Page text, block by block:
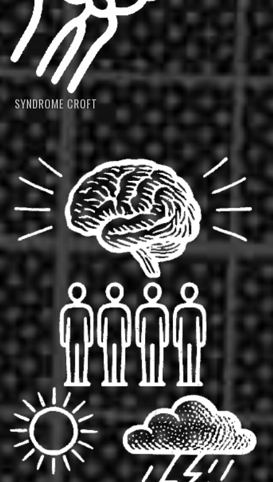
SYNDROME CROFT